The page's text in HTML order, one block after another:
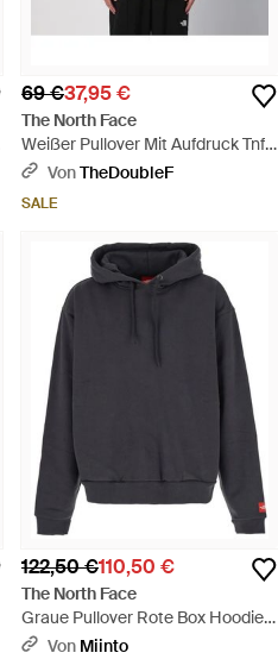
69 €37,95 €
The North Face
Weißer Pullover Mit Aufdruck Tnf
X Yinka Ilori - Weiß
VonTheDoubleF
SALE
122,50 €110,50 €
The North Face
Graue Pullover Rote Box Hoodie -
BlauVon Miinto